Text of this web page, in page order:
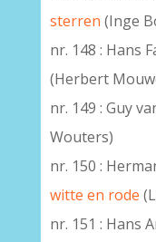
sterren (Inge
nr. 148 : Hans
(Herbert
nr. 149 : Guy
Wouters)
nr. 150 :
witte en rode
nr. 151 : Hans